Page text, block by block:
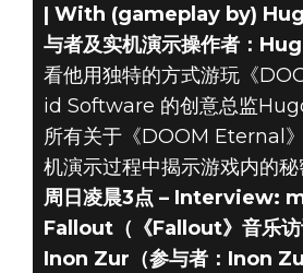
| With (gameplay by)
与者及实机演示操作者：
看他用独特的方式游玩《
id Software 的创意总监
所有关于《DOOM Eternal
机演示过程中揭示游戏内的秘
周日凌晨3点 – Interview:
Fallout（《Fallout》音乐
Inon Zur（参与者：Inon